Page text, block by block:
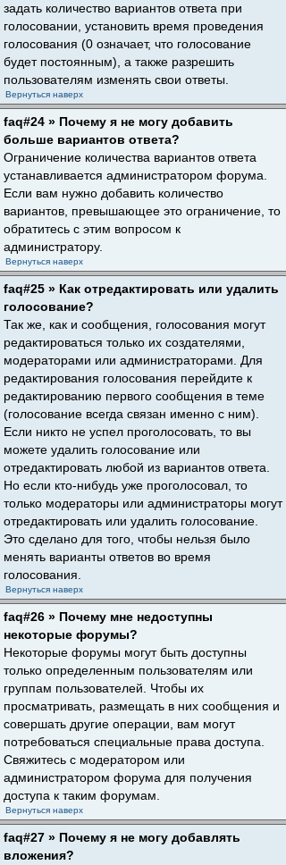
задать количество вариантов ответа при
голосовании, установить время проведения
голосования (0 означает, что голосование
будет постоянным), а также разрешить
пользователям изменять свои ответы.
Вернуться наверх
faq#24 » Почему я не могу добавить
больше вариантов ответа?
Ограничение количества вариантов ответа
устанавливается администратором форума.
Если вам нужно добавить количество
вариантов, превышающее это ограничение, то
обратитесь с этим вопросом к
администратору.
Вернуться наверх
faq#25 » Как отредактировать или удалить
голосование?
Так же, как и сообщения, голосования могут
редактироваться только их создателями,
модераторами или администраторами. Для
редактирования голосования перейдите к
редактированию первого сообщения в теме
(голосование всегда связан именно с ним).
Если никто не успел проголосовать, то вы
можете удалить голосование или
отредактировать любой из вариантов ответа.
Но если кто-нибудь уже проголосовал, то
только модераторы или администраторы могут
отредактировать или удалить голосование.
Это сделано для того, чтобы нельзя было
менять варианты ответов во время
голосования.
Вернуться наверх
faq#26 » Почему мне недоступны
некоторые форумы?
Некоторые форумы могут быть доступны
только определенным пользователям или
группам пользователей. Чтобы их
просматривать, размещать в них сообщения и
совершать другие операции, вам могут
потребоваться специальные права доступа.
Свяжитесь с модератором или
администратором форума для получения
доступа к таким форумам.
Вернуться наверх
faq#27 » Почему я не могу добавлять
вложения?